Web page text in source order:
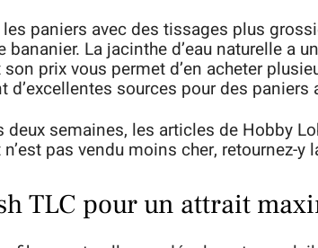
paniers avec des tissages plus
bananier. La jacinthe d’eau naturelle a
prix vous permet d’en acheter
d’excellentes sources pour des paniers
deux semaines, les articles de Hobby
pas vendu moins cher, retournez-y
TLC pour un attrait